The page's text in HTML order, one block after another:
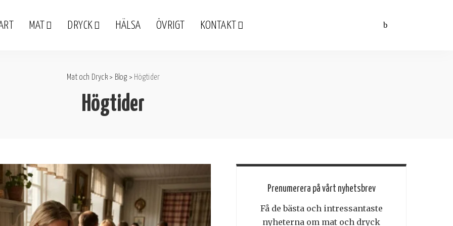
MAT DRYCK HÄLSA ÖVRIGT KONTAKT
Mat och Dryck> Blog > Högtider
Högtider
Prenumerera på vårt nyhetsbrev
Få de bästa och intressantaste
nyheterna om mat och dryck